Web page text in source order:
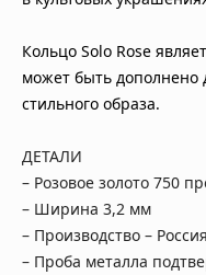
Кольцо Solo Rose
может быть дополнено
стильного образа.
ДЕТАЛИ
– Розовое золото 750
– Ширина 3,2 мм
– Производство –
– Проба металла